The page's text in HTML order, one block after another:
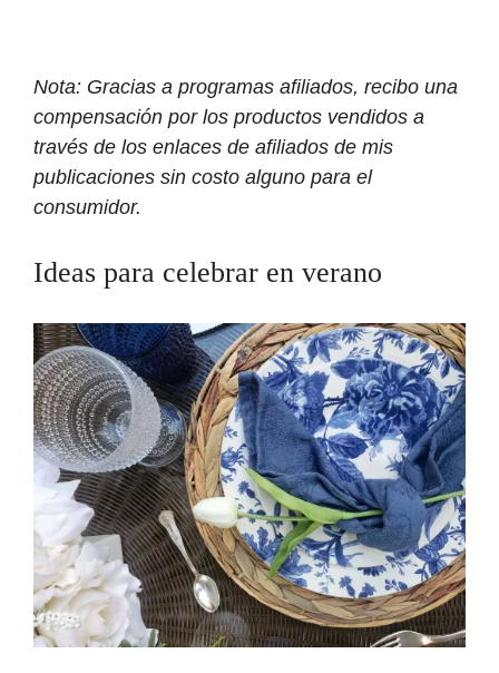
Nota: Gracias a programas afiliados, recibo una
compensación por los productos vendidos a
través de los enlaces de afiliados de mis
publicaciones sin costo alguno para el
consumidor.
Ideas para celebrar en verano